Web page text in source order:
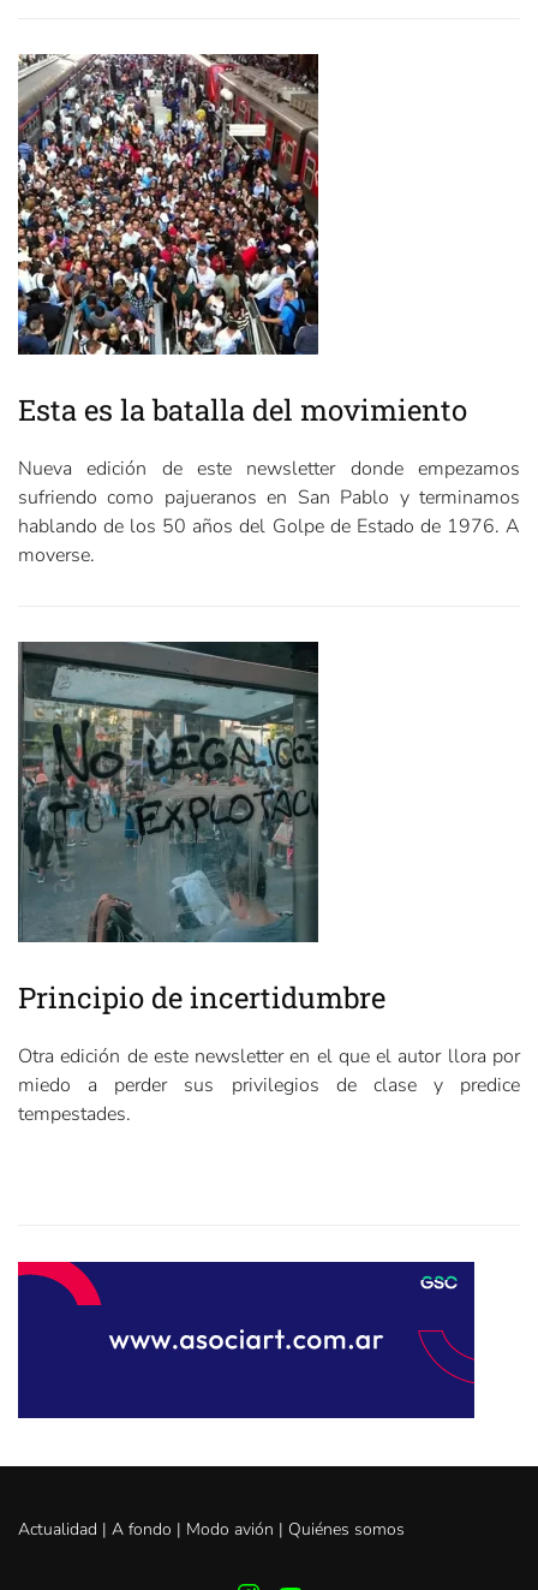
Esta es la batalla del movimiento
Nueva edición de este newsletter donde empezamos
sufriendo como pajueranos en San Pablo y terminamos
hablando de los 50 años del Golpe de Estado de 1976. A
moverse.
Principio de incertidumbre
Otra edición de este newsletter en el que el autor llora por
miedo a perder sus privilegios de clase y predice
tempestades.
Actualidad | A fondo | Modo avión | Quiénes somos